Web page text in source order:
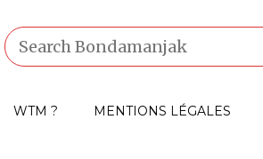
WTM ? MENTIONS LÉGALES